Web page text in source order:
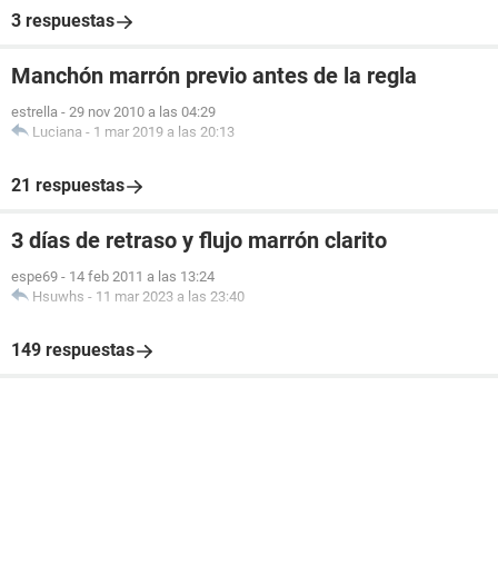
3 respuestas
Manchón marrón previo antes de la regla
estrella - 29 nov 2010 a las 04:29
Luciana - 1 mar 2019 a las 20:13
21 respuestas
3 días de retraso y flujo marrón clarito
espe69 - 14 feb 2011 a las 13:24
Hsuwhs - 11 mar 2023 a las 23:40
149 respuestas